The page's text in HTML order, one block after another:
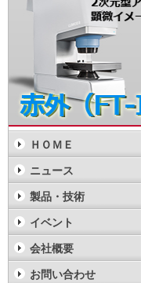
ＨＯＭＥ
ニュース
製品・技術
イベント
会社概要
お問い合わせ